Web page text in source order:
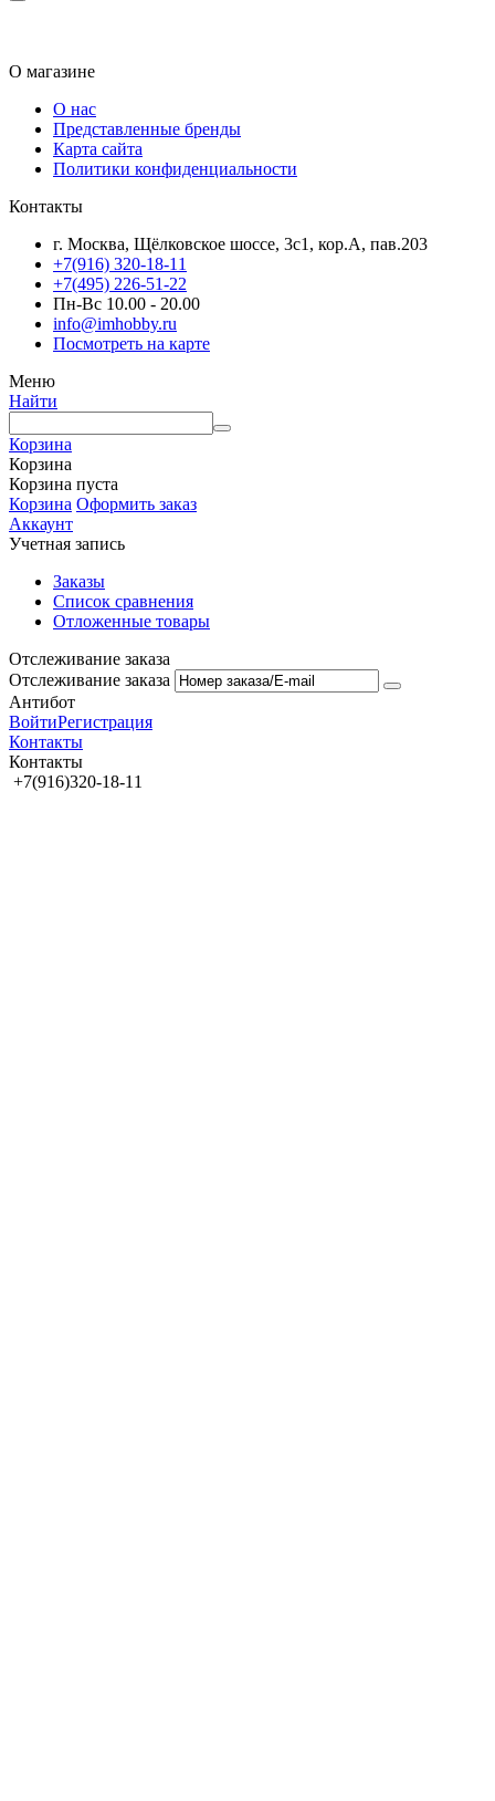
О магазине
О нас
Представленные бренды
Карта сайта
Политики конфиденциальности
Контакты
г. Москва, Щёлковское шоссе, 3с1, кор.А, пав.203
+7(916) 320-18-11
+7(495) 226-51-22
Пн-Вс 10.00 - 20.00
info@imhobby.ru
Посмотреть на карте
Меню
Найти
Корзина
Корзина
Корзина пуста
Корзина Оформить заказ
Аккаунт
Учетная запись
Заказы
Список сравнения
Отложенные товары
Отслеживание заказа
Отслеживание заказа
Антибот
ВойтиРегистрация
Контакты
Контакты
+7(916)320-18-11